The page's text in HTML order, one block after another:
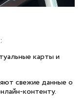
карты и
свежие данные о
контенту.